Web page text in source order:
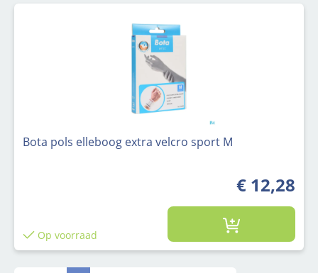
Bota pols elleboog extra velcro sport M
€ 12,28
Op voorraad